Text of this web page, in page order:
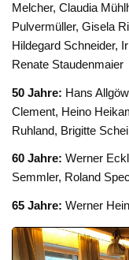
Melcher, Claudia
Pulvermüller, Gisela
Hildegard Schneider,
Renate Staudenmaier
50 Jahre: Hans
Clement, Heino
Ruhland, Brigitte
60 Jahre: Werner
Semmler, Roland
65 Jahre: Werner